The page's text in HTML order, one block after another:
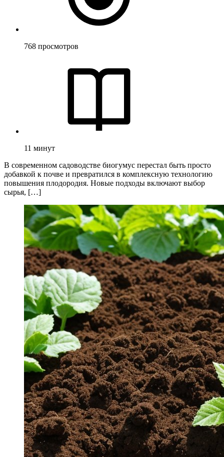
768 просмотров
11 минут
В современном садоводстве биогумус перестал быть просто
добавкой к почве и превратился в комплексную технологию
повышения плодородия. Новые подходы включают выбор
сырья, […]